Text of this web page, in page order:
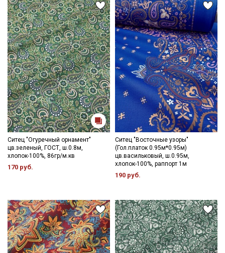
Ситец "Огуречный орнамент"
цв.зеленый, ГОСТ, ш.0.8м,
хлопок-100%, 86гр/м.кв
170 руб.
Ситец "Восточные узоры"
(Гол.платок 0.95м*0.95м)
цв.васильковый, ш.0.95м,
хлопок-100%, раппорт 1м
190 руб.